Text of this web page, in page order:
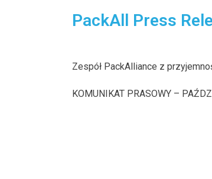
PackAll Press
Zespół PackAlliance z
KOMUNIKAT PRASOWY –